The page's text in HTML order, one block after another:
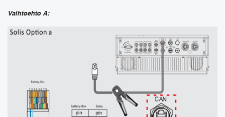
Vaihtoehto A: